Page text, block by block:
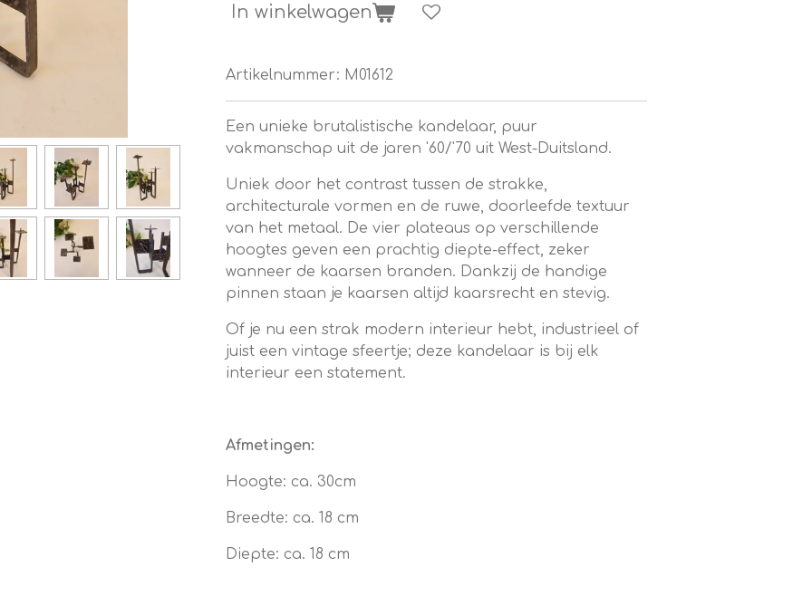
In winkelwagen
Artikelnummer: M01612
Een unieke brutalistische kandelaar, puur
vakmanschap uit de jaren '60/'70 uit West-Duitsland.
Uniek door het contrast tussen de strakke,
architecturale vormen en de ruwe, doorleefde textuur
van het metaal. De vier plateaus op verschillende
hoogtes geven een prachtig diepte-effect, zeker
wanneer de kaarsen branden. Dankzij de handige
pinnen staan je kaarsen altijd kaarsrecht en stevig.
Of je nu een strak modern interieur hebt, industrieel of
juist een vintage sfeertje; deze kandelaar is bij elk
interieur een statement.
Afmetingen:
Hoogte: ca. 30cm
Breedte: ca. 18 cm
Diepte: ca. 18 cm